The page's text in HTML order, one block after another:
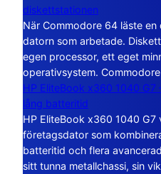
diskettstationen
När Commodore 64 läste
datorn som arbetade.
egen processor, ett eget
operativsystem.
HP EliteBook x360 1040
lång batteritid
HP EliteBook x360 1040 G7
företagsdator som
batteritid och flera
sitt tunna metallchassi, sin